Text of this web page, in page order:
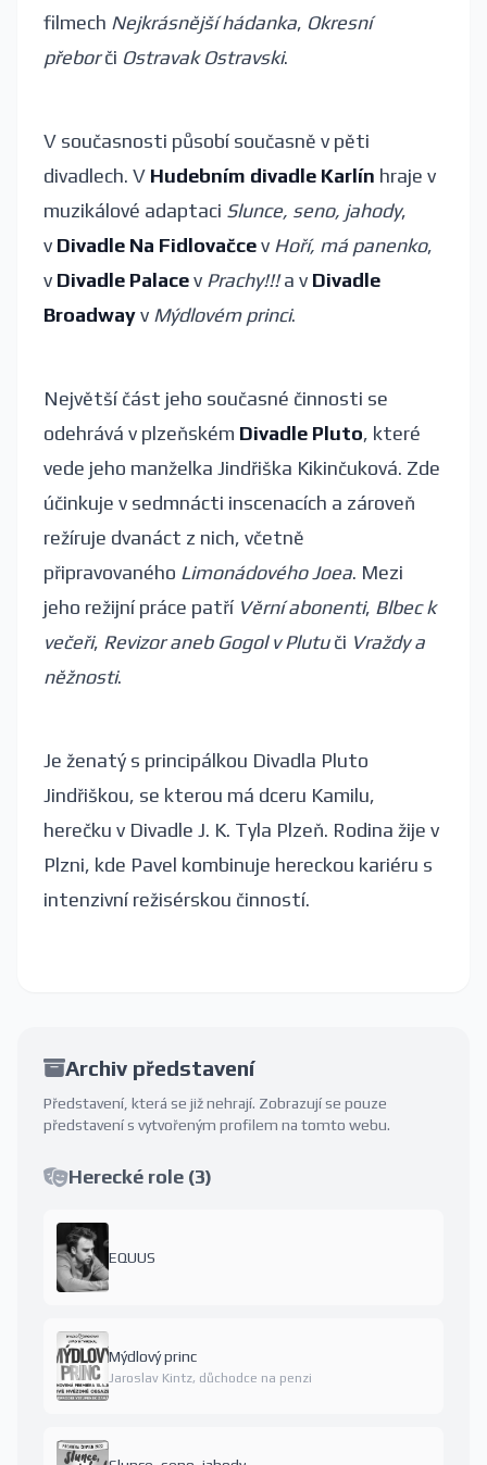
filmech Nejkrásnější hádanka, Okresní
přeborči Ostravak Ostravski.
V současnosti působí současně v pěti
divadlech. V Hudebním divadle Karlín hraje v
muzikálové adaptaci Slunce, seno, jahody,
v Divadle Na Fidlovačcev Hoří, má panenko,
v Divadle Palacev Prachy!!!a v Divadle
Broadwayv Mýdlovém princi.
Největší část jeho současné činnosti se
odehrává v plzeňském Divadle Pluto, které
vede jeho manželka Jindřiška Kikinčuková. Zde
účinkuje v sedmnácti inscenacích a zároveň
režíruje dvanáct z nich, včetně
připravovaného Limonádového Joea. Mezi
jeho režijní práce patří Věrní abonenti, Blbec k
večeři, Revizor aneb Gogol v Plutuči Vraždy a
něžnosti.
Je ženatý s principálkou Divadla Pluto
Jindřiškou, se kterou má dceru Kamilu,
herečku v Divadle J. K. Tyla Plzeň. Rodina žije v
Plzni, kde Pavel kombinuje hereckou kariéru s
intenzivní režisérskou činností.
Archiv představení
Představení, která se již nehrají. Zobrazují se pouze
představení s vytvořeným profilem na tomto webu.
Herecké role (3)
EQUUS
Mýdlový princ
Jaroslav Kintz, důchodce na penzi